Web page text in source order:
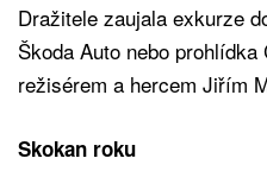
Dražitele zaujala exkurze
Škoda Auto nebo
režisérem a hercem Jiřím
Skokan roku